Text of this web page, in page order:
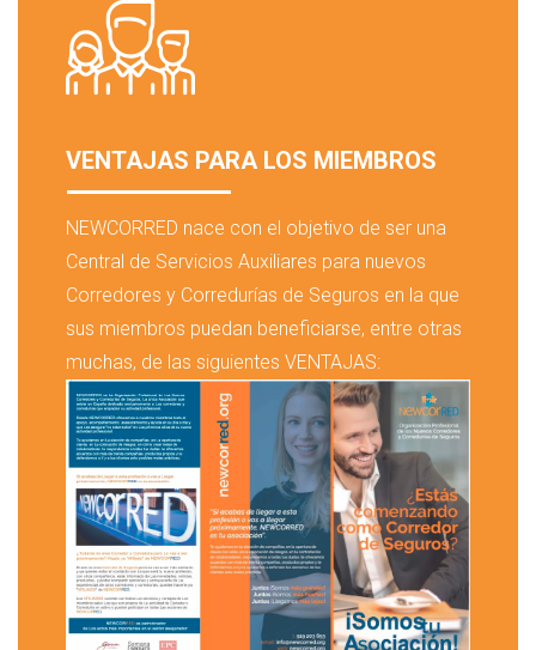
VENTAJAS PARA LOS MIEMBROS
NEWCORRED nace con el objetivo de ser una
Central de Servicios Auxiliares para nuevos
Corredores y Corredurías de Seguros en la que
sus miembros puedan beneficiarse, entre otras
muchas, de las siguientes VENTAJAS: